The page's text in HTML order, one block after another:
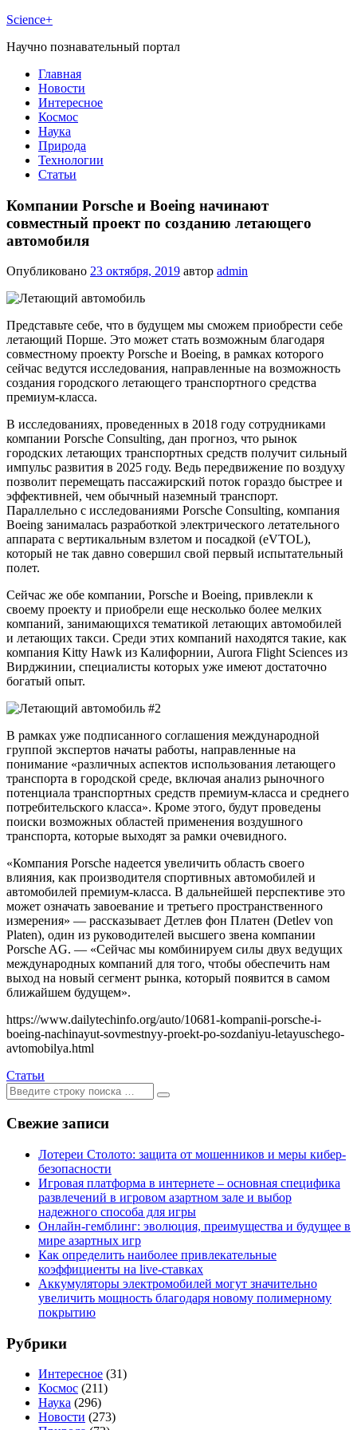
Science+
Научно познавательный портал
Главная
Новости
Интересное
Космос
Наука
Природа
Технологии
Статьи
Компании Porsche и Boeing начинают
совместный проект по созданию летающего
автомобиля
Опубликовано 23 октября, 2019 автор admin
Представьте себе, что в будущем мы сможем приобрести себе
летающий Порше. Это может стать возможным благодаря
совместному проекту Porsche и Boeing, в рамках которого
сейчас ведутся исследования, направленные на возможность
создания городского летающего транспортного средства
премиум-класса.
В исследованиях, проведенных в 2018 году сотрудниками
компании Porsche Consulting, дан прогноз, что рынок
городских летающих транспортных средств получит сильный
импульс развития в 2025 году. Ведь передвижение по воздуху
позволит перемещать пассажирский поток гораздо быстрее и
эффективней, чем обычный наземный транспорт.
Параллельно с исследованиями Porsche Consulting, компания
Boeing занималась разработкой электрического летательного
аппарата с вертикальным взлетом и посадкой (eVTOL),
который не так давно совершил свой первый испытательный
полет.
Сейчас же обе компании, Porsche и Boeing, привлекли к
своему проекту и приобрели еще несколько более мелких
компаний, занимающихся тематикой летающих автомобилей
и летающих такси. Среди этих компаний находятся такие, как
компания Kitty Hawk из Калифорнии, Aurora Flight Sciences из
Вирджинии, специалисты которых уже имеют достаточно
богатый опыт.
В рамках уже подписанного соглашения международной
группой экспертов начаты работы, направленные на
понимание «различных аспектов использования летающего
транспорта в городской среде, включая анализ рыночного
потенциала транспортных средств премиум-класса и среднего
потребительского класса». Кроме этого, будут проведены
поиски возможных областей применения воздушного
транспорта, которые выходят за рамки очевидного.
«Компания Porsche надеется увеличить область своего
влияния, как производителя спортивных автомобилей и
автомобилей премиум-класса. В дальнейшей перспективе это
может означать завоевание и третьего пространственного
измерения» — рассказывает Детлев фон Платен (Detlev von
Platen), один из руководителей высшего звена компании
Porsche AG. — «Сейчас мы комбинируем силы двух ведущих
международных компаний для того, чтобы обеспечить нам
выход на новый сегмент рынка, который появится в самом
ближайшем будущем».
https://www.dailytechinfo.org/auto/10681-kompanii-porsche-i-
boeing-nachinayut-sovmestnyy-proekt-po-sozdaniyu-letayuschego-
avtomobilya.html
Статьи
Ищем:
[текст]
Свежие записи
Лотереи Столото: защита от мошенников и меры кибер-
безопасности
Игровая платформа в интернете – основная специфика
развлечений в игровом азартном зале и выбор
надежного способа для игры
Онлайн-гемблинг: эволюция, преимущества и будущее в
мире азартных игр
Как определить наиболее привлекательные
коэффициенты на live-ставках
Аккумуляторы электромобилей могут значительно
увеличить мощность благодаря новому полимерному
покрытию
Рубрики
Интересное (31)
Космос (211)
Наука (296)
Новости (273)